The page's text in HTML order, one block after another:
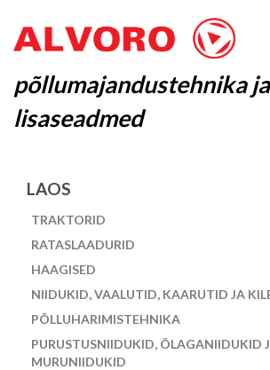
põllumajandustehnika ja
lisaseadmed
LAOS
TRAKTORID
RATASLAADURID
HAAGISED
NIIDUKID, VAALUTID, KAARUTID JA
PÕLLUHARIMISTEHNIKA
PURUSTUSNIIDUKID, ÕLAGANIIDUKID
MURUNIIDUKID